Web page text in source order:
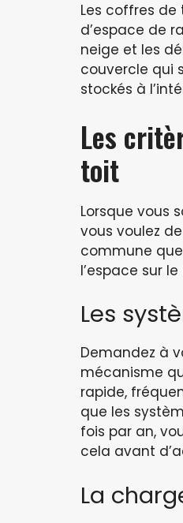
Les coffres
d’espace de
neige et les
couvercle qui
stockés à
Les
toit
Lorsque vous
vous voulez
commune
l’espace sur
Les
Demandez à
mécanisme
rapide,
que les
fois par an,
cela avant
La